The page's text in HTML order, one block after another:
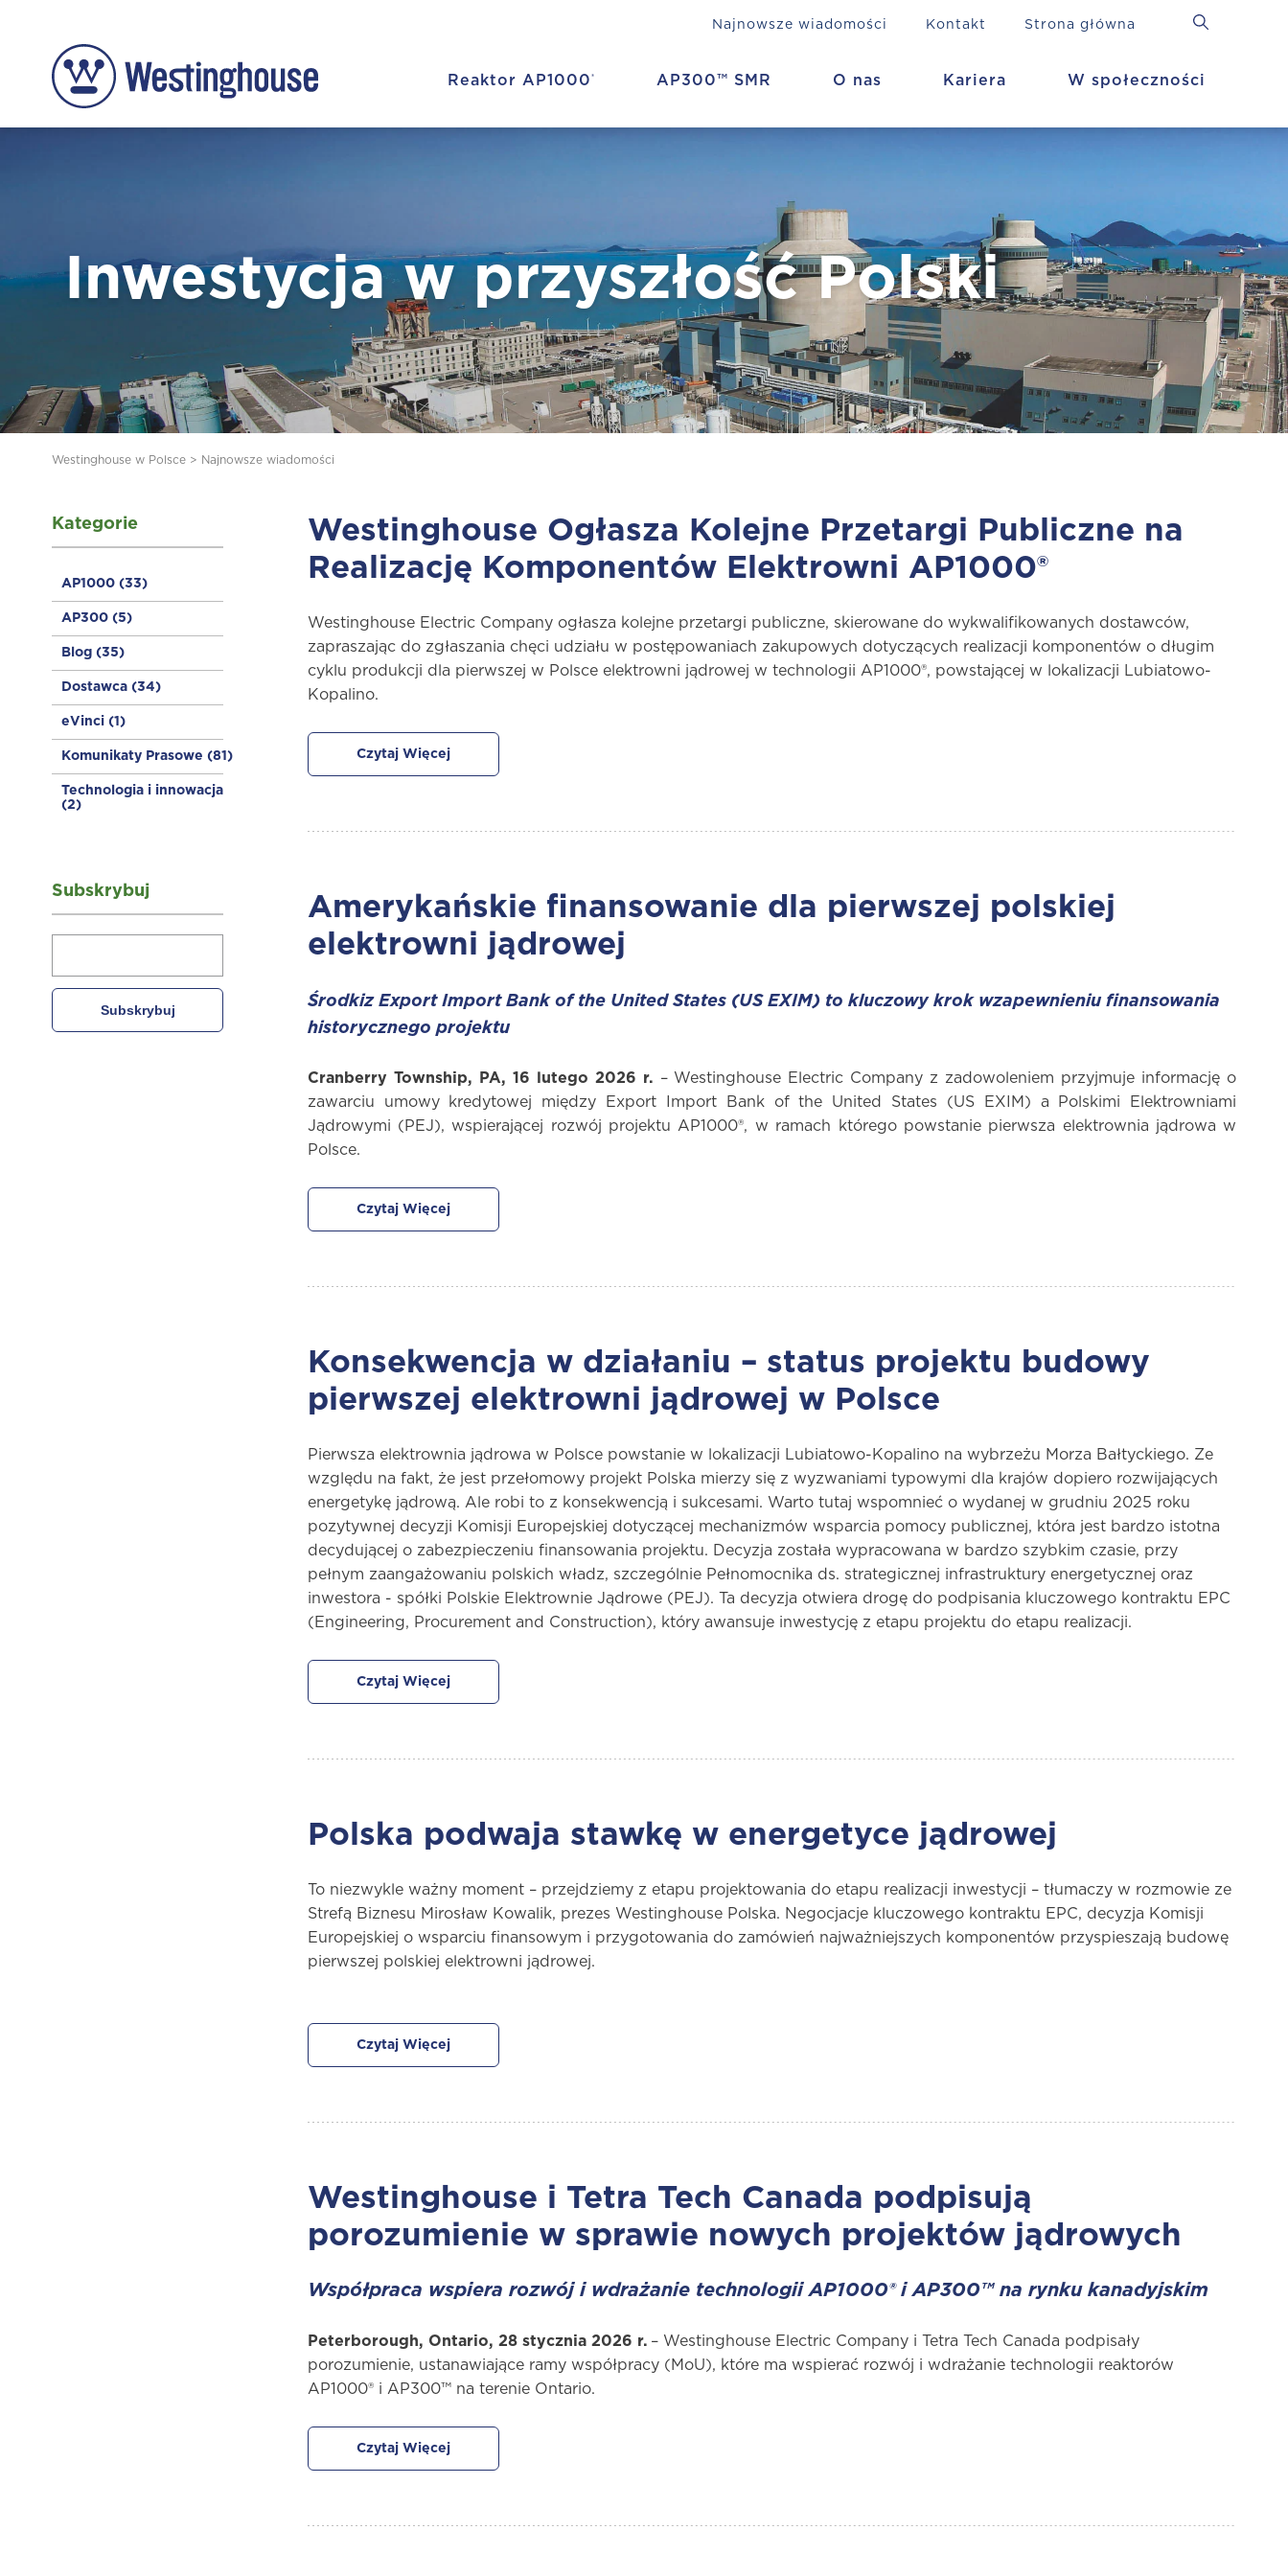
Najnowsze wiadomości Kontakt Strona główna
W społeczności
Kariera
O nas
AP300™ SMR
Reaktor AP1000®
Inwestycja w przyszłość Polski
Westinghouse w Polsce> Najnowsze wiadomości
Kategorie
AP1000 (33)
AP300 (5)
Blog (35)
Dostawca (34)
eVinci (1)
Komunikaty Prasowe (81)
Technologia i innowacja
(2)
Subskrybuj
Westinghouse Ogłasza Kolejne Przetargi Publiczne na
Realizację Komponentów Elektrowni AP1000®
Westinghouse Electric Company ogłasza kolejne przetargi publiczne, skierowane do wykwalifikowanych dostawców,
zapraszając do zgłaszania chęci udziału w postępowaniach zakupowych dotyczących realizacji komponentów o długim
cyklu produkcji dla pierwszej w Polsce elektrowni jądrowej w technologii AP1000®, powstającej w lokalizacji Lubiatowo-
Kopalino.
Czytaj Więcej
Amerykańskie finansowanie dla pierwszej polskiej
elektrowni jądrowej
Środkiz Export Import Bank of the United States (US EXIM) to kluczowy krok wzapewnieniu finansowania
historycznego projektu
Cranberry Township, PA, 16 lutego 2026 r. – Westinghouse Electric Company z zadowoleniem przyjmuje informację o
zawarciu umowy kredytowej między Export Import Bank of the United States (US EXIM) a Polskimi Elektrowniami
Jądrowymi (PEJ), wspierającej rozwój projektu AP1000®, w ramach którego powstanie pierwsza elektrownia jądrowa w
Polsce.
Czytaj Więcej
Konsekwencja w działaniu – status projektu budowy
pierwszej elektrowni jądrowej w Polsce
Pierwsza elektrownia jądrowa w Polsce powstanie w lokalizacji Lubiatowo-Kopalino na wybrzeżu Morza Bałtyckiego. Ze
względu na fakt, że jest przełomowy projekt Polska mierzy się z wyzwaniami typowymi dla krajów dopiero rozwijających
energetykę jądrową. Ale robi to z konsekwencją i sukcesami. Warto tutaj wspomnieć o wydanej w grudniu 2025 roku
pozytywnej decyzji Komisji Europejskiej dotyczącej mechanizmów wsparcia pomocy publicznej, która jest bardzo istotna
decydującej o zabezpieczeniu finansowania projektu. Decyzja została wypracowana w bardzo szybkim czasie, przy
pełnym zaangażowaniu polskich władz, szczególnie Pełnomocnika ds. strategicznej infrastruktury energetycznej oraz
inwestora - spółki Polskie Elektrownie Jądrowe (PEJ). Ta decyzja otwiera drogę do podpisania kluczowego kontraktu EPC
(Engineering, Procurement and Construction), który awansuje inwestycję z etapu projektu do etapu realizacji.
Czytaj Więcej
Polska podwaja stawkę w energetyce jądrowej
To niezwykle ważny moment – przejdziemy z etapu projektowania do etapu realizacji inwestycji – tłumaczy w rozmowie ze
Strefą Biznesu Mirosław Kowalik, prezes Westinghouse Polska. Negocjacje kluczowego kontraktu EPC, decyzja Komisji
Europejskiej o wsparciu finansowym i przygotowania do zamówień najważniejszych komponentów przyspieszają budowę
pierwszej polskiej elektrowni jądrowej.
Czytaj Więcej
Westinghouse i Tetra Tech Canada podpisują
porozumienie w sprawie nowych projektów jądrowych
Współpraca wspiera rozwój i wdrażanie technologii AP1000® i AP300™ na rynku kanadyjskim
Peterborough, Ontario, 28 stycznia 2026 r. – Westinghouse Electric Company i Tetra Tech Canada podpisały
porozumienie, ustanawiające ramy współpracy (MoU), które ma wspierać rozwój i wdrażanie technologii reaktorów
AP1000® i AP300™ na terenie Ontario.
Czytaj Więcej